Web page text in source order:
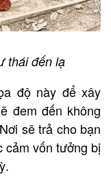
thái đến lạ
độ này để xây
đem đến không
sẽ trả cho bạn
cảm vốn tưởng bị